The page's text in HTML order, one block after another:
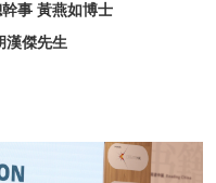
事 黃燕如博士
漢傑先生